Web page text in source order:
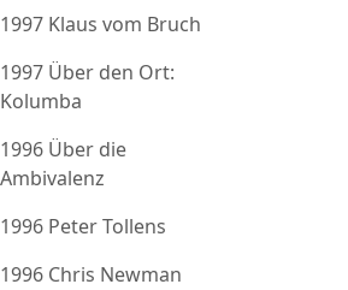
1997 Klaus vom Bruch
1997 Über den Ort:
Kolumba
1996 Über die
Ambivalenz
1996 Peter Tollens
1996 Chris Newman